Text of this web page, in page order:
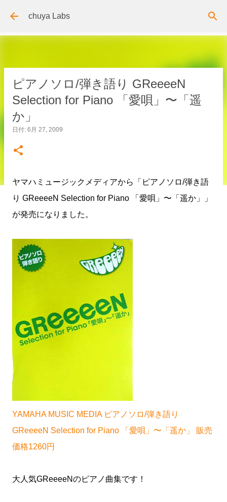
スキップしてメイン コンテンツに移動
chuya Labs
ピアノソロ/弾き語り GReeeeN
Selection for Piano 「愛唄」〜「遥
か」
日付: 6月 27, 2009
ヤマハミュージックメディアから「ピアノソロ/弾き語
り GReeeeN Selection for Piano 「愛唄」〜「遥か」」
が発売になりました。
YAMAHA MUSIC MEDIA ピアノソロ/弾き語り
GReeeeN Selection for Piano 「愛唄」〜「遥か」 販売
価格1260円
大人気GReeeeNのピアノ曲集です！